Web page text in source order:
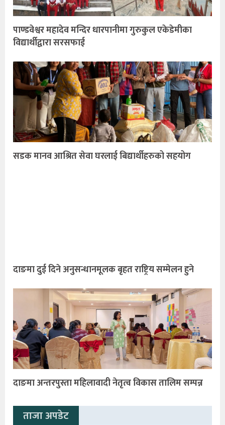
पाण्डवेश्वर महादेव मन्दिर धारपानीमा गुरुकुल एकेडेमीका
विद्यार्थीद्वारा सरसफाई
सडक मानव आश्रित सेवा घरलाई बिद्यार्थीहरुको सहयोग
दाङमा दुई दिने अनुसन्धानमूलक बृहत राष्ट्रिय सम्मेलन हुने
दाङमा अन्तरपुस्ता महिलावादी नेतृत्व विकास तालिम सम्पन्न
ताजा अपडेट